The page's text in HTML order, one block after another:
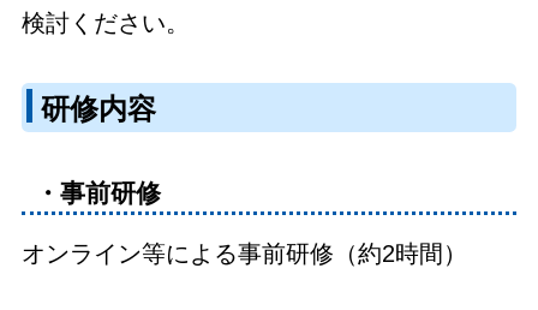
検討ください。
研修内容
・事前研修
オンライン等による事前研修（約2時間）